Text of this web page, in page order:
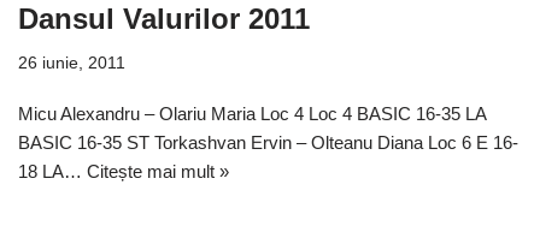
Dansul Valurilor 2011
26 iunie, 2011
Micu Alexandru – Olariu Maria Loc 4 Loc 4 BASIC 16-35 LA
BASIC 16-35 ST Torkashvan Ervin – Olteanu Diana Loc 6 E 16-
18 LA… Citește mai mult »